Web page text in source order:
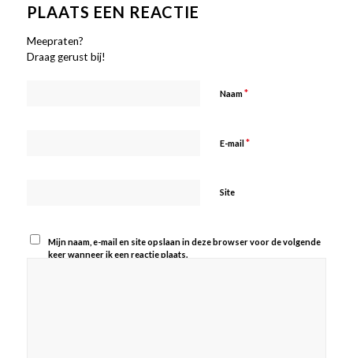
PLAATS EEN REACTIE
Meepraten?
Draag gerust bij!
Naam*
E-mail*
Site
Mijn naam, e-mail en site opslaan in deze browser voor de volgende
keer wanneer ik een reactie plaats.